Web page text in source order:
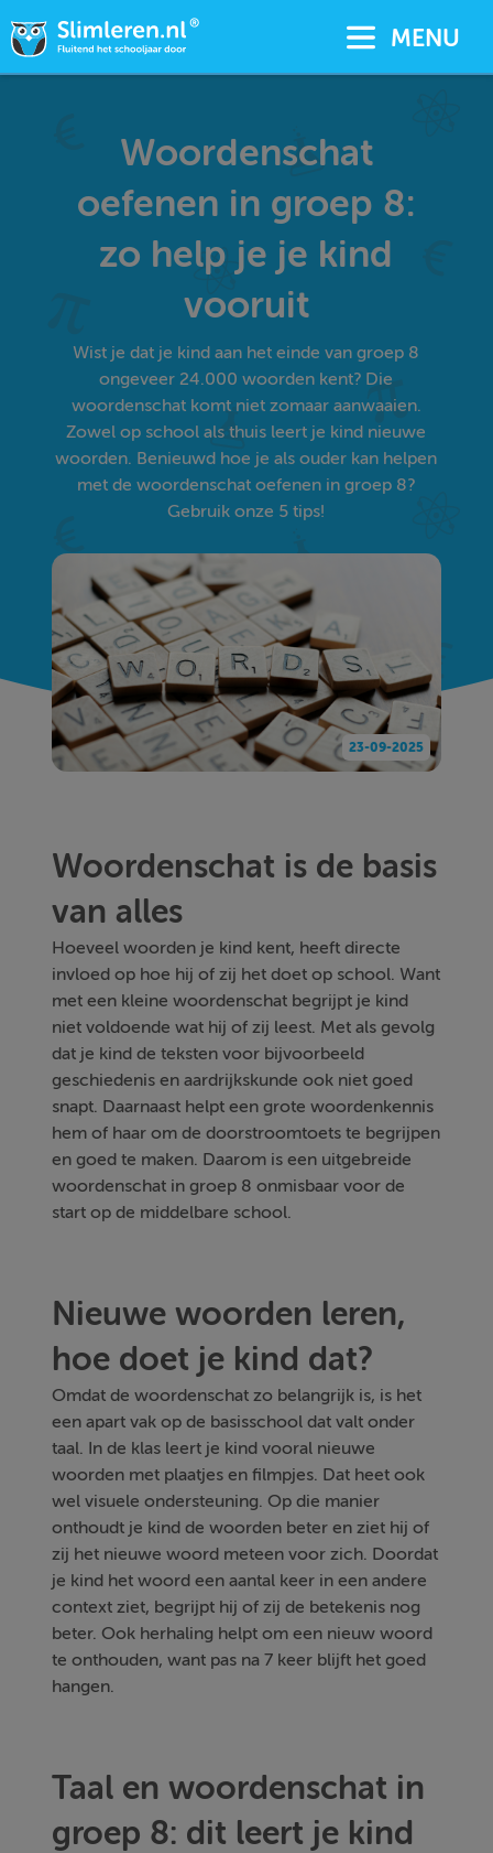
MENU
Woordenschat
oefenen in groep 8:
zo help je je kind
vooruit
Wist je dat je kind aan het einde van groep 8
ongeveer 24.000 woorden kent? Die
woordenschat komt niet zomaar aanwaaien.
Zowel op school als thuis leert je kind nieuwe
woorden. Benieuwd hoe je als ouder kan helpen
met de woordenschat oefenen in groep 8?
Gebruik onze 5 tips!
23-09-2025
Woordenschat is de basis
van alles
Hoeveel woorden je kind kent, heeft directe
invloed op hoe hij of zij het doet op school. Want
met een kleine woordenschat begrijpt je kind
niet voldoende wat hij of zij leest. Met als gevolg
dat je kind de teksten voor bijvoorbeeld
geschiedenis en aardrijkskunde ook niet goed
snapt. Daarnaast helpt een grote woordenkennis
hem of haar om de doorstroomtoets te begrijpen
en goed te maken. Daarom is een uitgebreide
woordenschat in groep 8 onmisbaar voor de
start op de middelbare school.
Nieuwe woorden leren,
hoe doet je kind dat?
Omdat de woordenschat zo belangrijk is, is het
een apart vak op de basisschool dat valt onder
taal. In de klas leert je kind vooral nieuwe
woorden met plaatjes en filmpjes. Dat heet ook
wel visuele ondersteuning. Op die manier
onthoudt je kind de woorden beter en ziet hij of
zij het nieuwe woord meteen voor zich. Doordat
je kind het woord een aantal keer in een andere
context ziet, begrijpt hij of zij de betekenis nog
beter. Ook herhaling helpt om een nieuw woord
te onthouden, want pas na 7 keer blijft het goed
hangen.
Taal en woordenschat in
groep 8: dit leert je kind